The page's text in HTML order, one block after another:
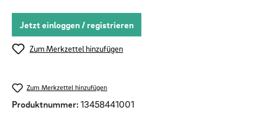
Jetzt einloggen / registrieren
Zum Merkzettel hinzufügen
Zum Merkzettel hinzufügen
Produktnummer: 13458441001